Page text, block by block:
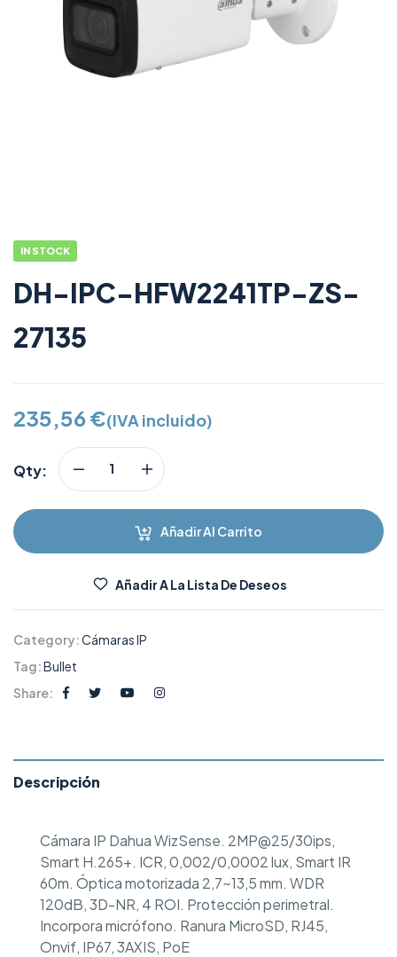
IN STOCK
DH-IPC-HFW2241TP-ZS-
27135
235,56€(IVA incluido)
Qty:
Añadir Al Carrito
Añadir A La Lista De Deseos
Category:Cámaras IP
Tag:Bullet
Share:
Descripción
Cámara IP Dahua WizSense. 2MP@25/30ips,
Smart H.265+. ICR, 0,002/0,0002 lux, Smart IR
60m. Óptica motorizada 2,7~13,5 mm. WDR
120dB, 3D-NR, 4 ROI. Protección perimetral.
Incorpora micrófono. Ranura MicroSD, RJ45,
Onvif, IP67, 3AXIS, PoE